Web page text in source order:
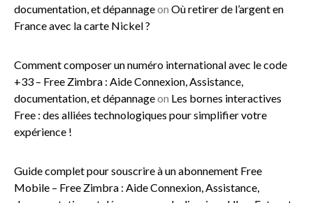
documentation, et dépannageon Où retirer de l’argent en
France avec la carte Nickel ?
Comment composer un numéro international avec le code
+33 – Free Zimbra : Aide Connexion, Assistance,
documentation, et dépannageon Les bornes interactives
Free : des alliées technologiques pour simplifier votre
expérience !
Guide complet pour souscrire à un abonnement Free
Mobile – Free Zimbra : Aide Connexion, Assistance,